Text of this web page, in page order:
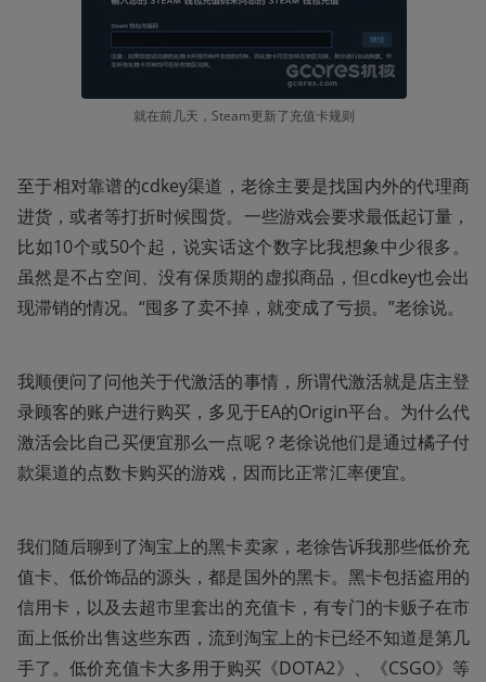
就在前几天，Steam更新了充值卡规则
至于相对靠谱的cdkey渠道，老徐主要是找国内外的代理商
进货，或者等打折时候囤货。一些游戏会要求最低起订量，
比如10个或50个起，说实话这个数字比我想象中少很多。
虽然是不占空间、没有保质期的虚拟商品，但cdkey也会出
现滞销的情况。“囤多了卖不掉，就变成了亏损。”老徐说。
我顺便问了问他关于代激活的事情，所谓代激活就是店主登
录顾客的账户进行购买，多见于EA的Origin平台。为什么代
激活会比自己买便宜那么一点呢？老徐说他们是通过橘子付
款渠道的点数卡购买的游戏，因而比正常汇率便宜。
我们随后聊到了淘宝上的黑卡卖家，老徐告诉我那些低价充
值卡、低价饰品的源头，都是国外的黑卡。黑卡包括盗用的
信用卡，以及去超市里套出的充值卡，有专门的卡贩子在市
面上低价出售这些东西，流到淘宝上的卡已经不知道是第几
手了。低价充值卡大多用于购买《DOTA2》、《CSGO》等